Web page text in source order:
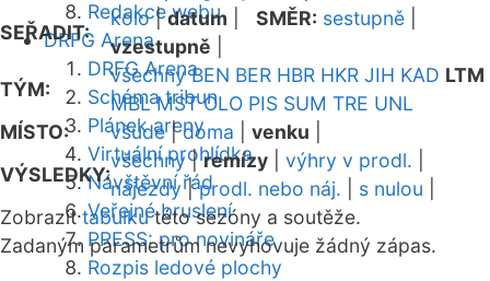
Redakce webu
DRFG Arena
DRFG Arena
Schéma tribun
Plánek areny
Virtuální prohlídka
Návštěvní řád
Veřejné bruslení
PRESS: pro novináře
Rozpis ledové plochy
SEŘADIT:
kolo|datum SMĚR: sestupně
vzestupně
TÝM:
všechny BEN BER HBR HKR JIH KAD LTM
MBL MST OLO PIS SUM TRE UNL
MÍSTO:
všude|doma venku
VÝSLEDKY:
všechny|remízy výhry v prodl.
nájezdy|prodl. nebo náj. s nulou
Zobrazittabulkutéto sezóny a soutěže.
Zadaným parametrům nevyhovuje žádný zápas.